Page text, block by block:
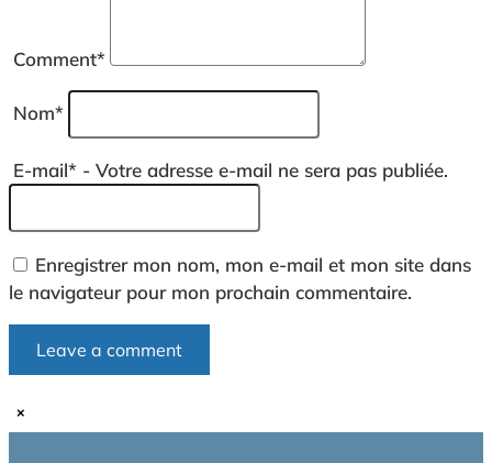
Comment*
Nom*
E-mail* - Votre adresse e-mail ne sera pas publiée.
Enregistrer mon nom, mon e-mail et mon site dans
le navigateur pour mon prochain commentaire.
×